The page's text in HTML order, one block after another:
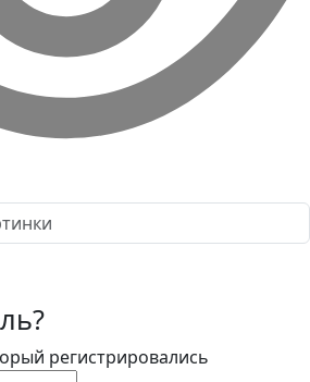
регистрировались